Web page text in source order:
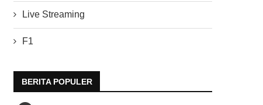
Live Streaming
F1
BERITA POPULER